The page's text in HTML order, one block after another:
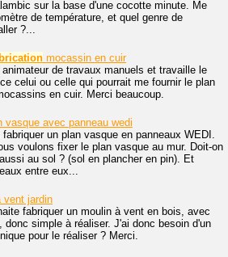
sur la base d'une cocotte minute. Me
de température, et quel genre de
?...
mocassin en cuir
de travaux manuels et travaille le
celui ou celle qui pourrait me fournir le plan
en cuir. Merci beaucoup.
vasque avec panneau wedi
un plan vasque en panneaux WEDI.
voulons fixer le plan vasque au mur. Doit-on
au sol ? (sol en plancher en pin). Et
entre eux...
vent jardin
fabriquer un moulin à vent en bois, avec
donc simple à réaliser. J'ai donc besoin d'un
pour le réaliser ? Merci.